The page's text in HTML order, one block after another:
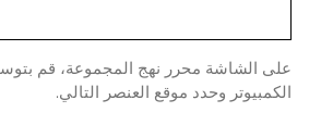
الشاشة محرر نهج المجموعة، قم بتوسيع مجلد
وحدد موقع العنصر التالي.